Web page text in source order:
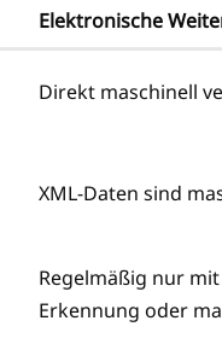
Elektronische
Direkt maschinell
XML-Daten sind
Regelmäßig nur
Erkennung oder